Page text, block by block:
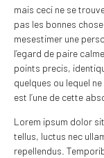
mais ceci ne se
pas les bonnes
mesestimer une
l’egard de paire
points precis,
quelques ou lequel
est l’une de cette
Lorem ipsum dolor
tellus, luctus nec
repellendus.